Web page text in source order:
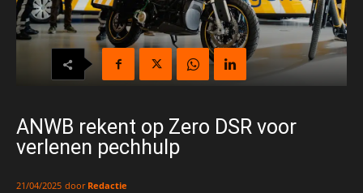
ANWB rekent op Zero DSR voor
verlenen pechhulp
21/04/2025 door Redactie